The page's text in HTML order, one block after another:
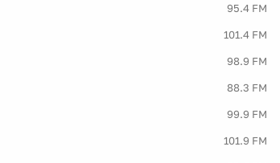
95.4 FM
101.4 FM
98.9 FM
88.3 FM
99.9 FM
101.9 FM